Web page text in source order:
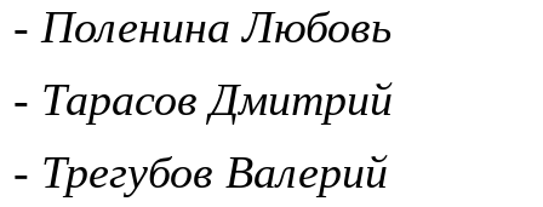
- Поленина Любовь
- Тарасов Дмитрий
- Трегубов Валерий